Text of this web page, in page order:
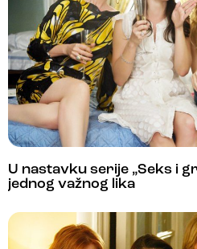
U nastavku serije „Seks i
jednog važnog lika